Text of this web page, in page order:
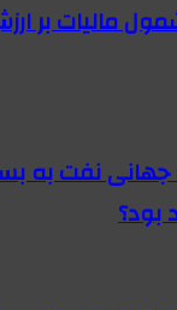
مالیات بر
نفت به
بود؟